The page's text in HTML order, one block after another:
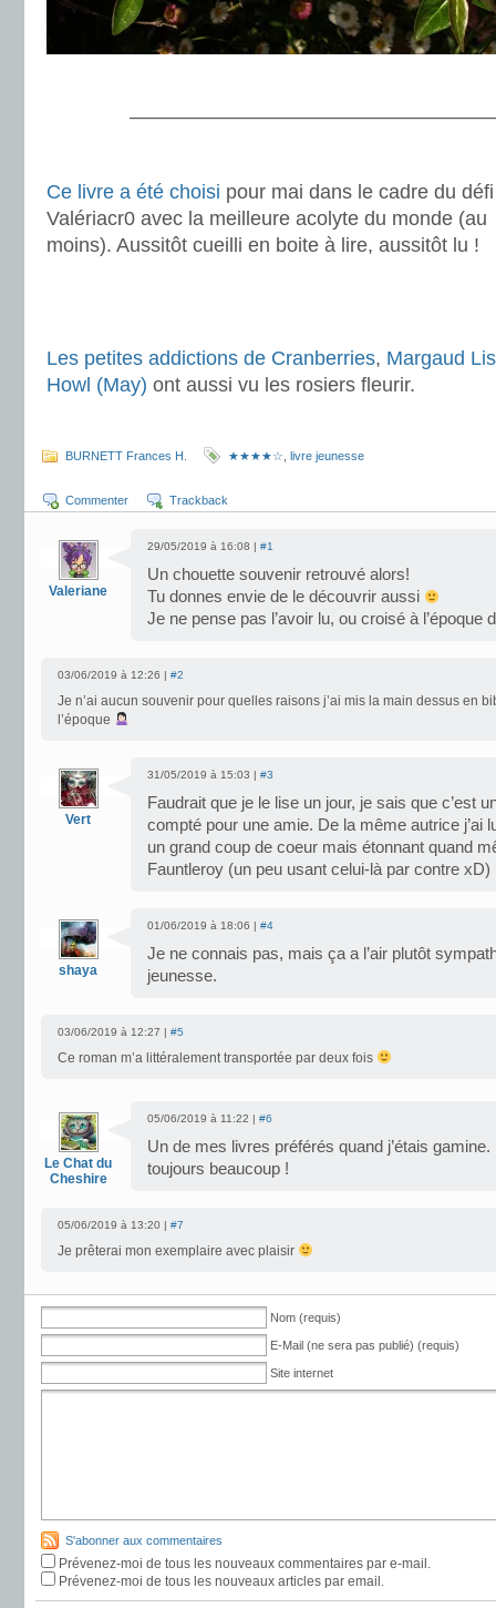
Ce livre a été choisi pour mai dans le cadre du défi
Valériacr0 avec la meilleure acolyte du monde (au
moins). Aussitôt cueilli en boite à lire, aussitôt lu !
Les petites addictions de Cranberries, Margaud
Howl (May) ont aussi vu les rosiers fleurir.
BURNETT Frances H. ★★★★☆ livre jeunesse
Commenter Trackback
Valeriane
29/05/2019 à 16:08 | #1
Un chouette souvenir retrouvé alors!
Tu donnes envie de le découvrir aussi
Je ne pense pas l’avoir lu, ou croisé à l’époque
03/06/2019 à 12:26 | #2
Je n’ai aucun souvenir pour quelles raisons j’ai mis la main dessus en
l’époque
Vert
31/05/2019 à 15:03 | #3
Faudrait que je le lise un jour, je sais que c’est
compté pour une amie. De la même autrice j’ai
un grand coup de coeur mais étonnant quand
Fauntleroy (un peu usant celui-là par contre xD)
shaya
01/06/2019 à 18:06 | #4
Je ne connais pas, mais ça a l’air plutôt
jeunesse.
03/06/2019 à 12:27 | #5
Ce roman m’a littéralement transportée par deux fois
Le Chat du
Cheshire
05/06/2019 à 11:22 | #6
Un de mes livres préférés quand j’étais
toujours beaucoup !
05/06/2019 à 13:20 | #7
Je prêterai mon exemplaire avec plaisir
Nom (requis)
E-Mail (ne sera pas publié) (requis)
Site internet
S'abonner aux commentaires
Prévenez-moi de tous les nouveaux commentaires par e-mail.
Prévenez-moi de tous les nouveaux articles par email.